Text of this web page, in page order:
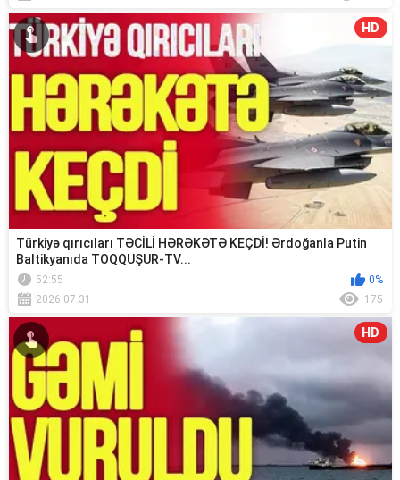
HD
Türkiyə qırıcıları TƏCİLİ HƏRƏKƏTƏ KEÇDİ! Ərdoğanla Putin
Baltikyanıda TOQQUŞUR-TV...
52:55
0%
2026.07.31
175
HD